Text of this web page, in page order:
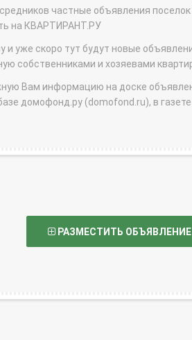
частные объявления
на КВАРТИРАНТ.РУ
и уже скоро тут будут новые
собственниками и хозяевами
Вам информацию на доске
домофонд.ру (domofond.ru), в газете
РАЗМЕСТИТЬ ОБЪЯВЛЕНИЕ